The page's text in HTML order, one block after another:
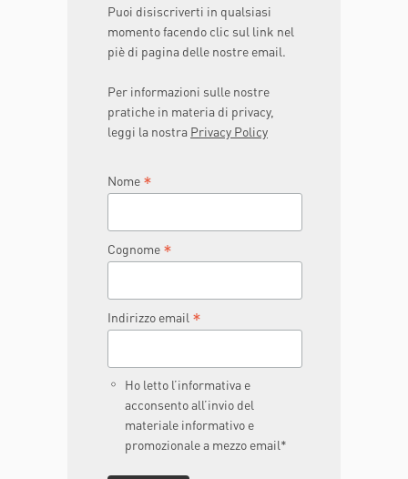
Puoi disiscriverti in qualsiasi
momento facendo clic sul link nel
piè di pagina delle nostre email.
Per informazioni sulle nostre
pratiche in materia di privacy,
leggi la nostra Privacy Policy
Nome *
Cognome *
Indirizzo email *
Ho letto l’informativa e
acconsento all’invio del
materiale informativo e
promozionale a mezzo email*